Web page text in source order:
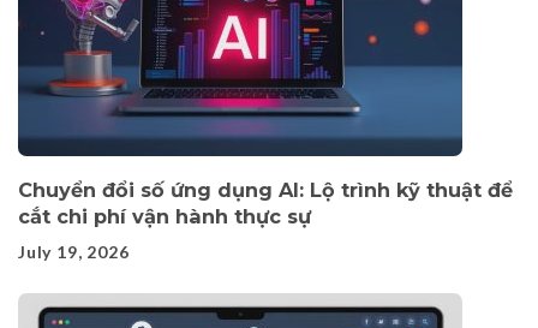
Chuyển đổi số ứng dụng AI: Lộ trình kỹ thuật để
cắt chi phí vận hành thực sự
July 19, 2026